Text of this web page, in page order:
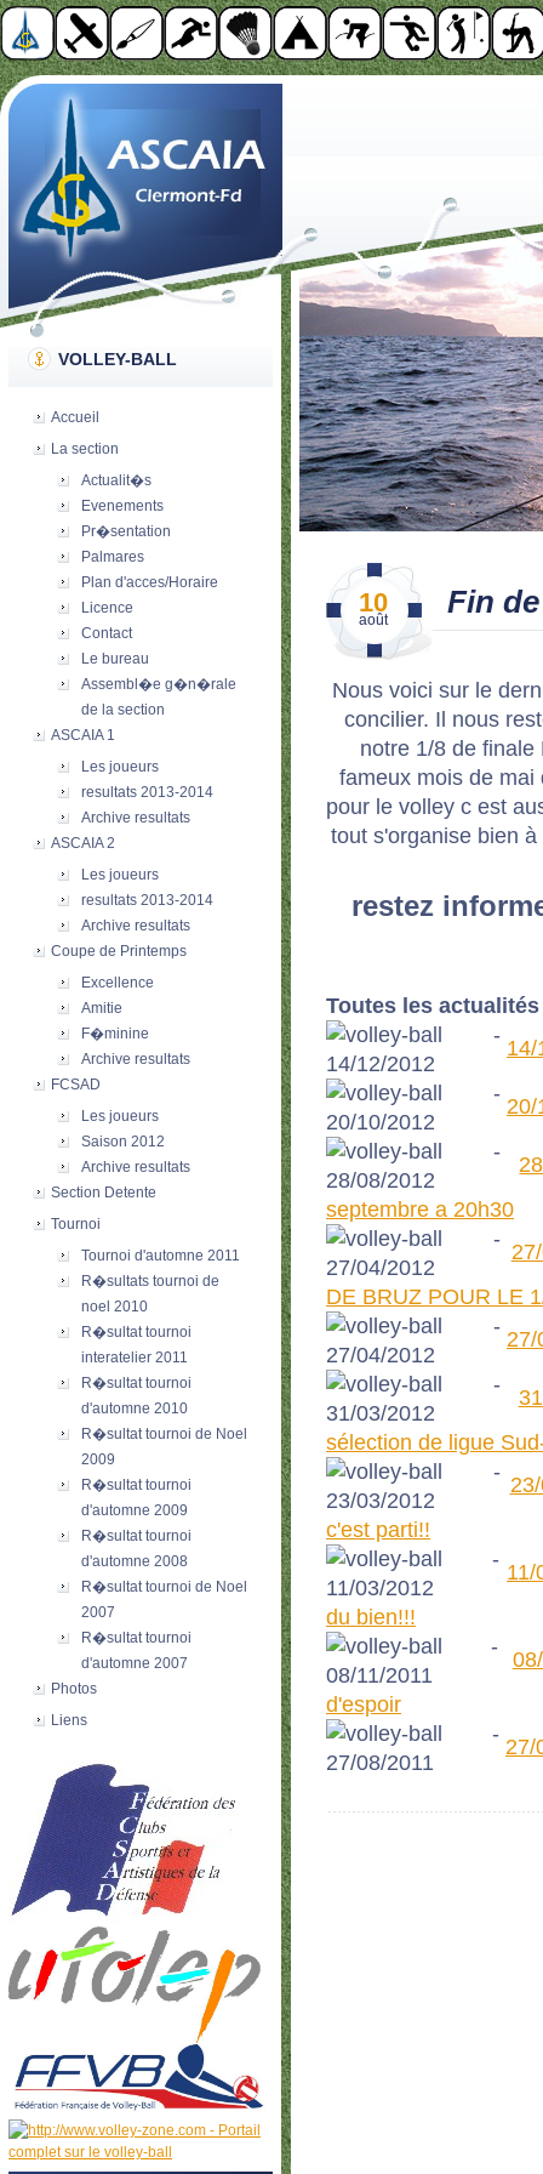
VOLLEY-BALL
Accueil
La section
Actualit�s
Evenements
Pr�sentation
Palmares
Plan d'acces/Horaire
Licence
Contact
Le bureau
Assembl�e g�n�rale
de la section
ASCAIA 1
Les joueurs
resultats 2013-2014
Archive resultats
ASCAIA 2
Les joueurs
resultats 2013-2014
Archive resultats
Coupe de Printemps
Excellence
Amitie
F�minine
Archive resultats
FCSAD
Les joueurs
Saison 2012
Archive resultats
Section Detente
Tournoi
Tournoi d'automne 2011
R�sultats tournoi de
noel 2010
R�sultat tournoi
interatelier 2011
R�sultat tournoi
d'automne 2010
R�sultat tournoi de Noel
2009
R�sultat tournoi
d'automne 2009
R�sultat tournoi
d'automne 2008
R�sultat tournoi de Noel
2007
R�sultat tournoi
d'automne 2007
Photos
Liens
10
août
Fin
Nous voici sur le
concilier. Il nous
notre 1/8 de
fameux mois de mai
pour le volley c est
tout s'organise bien
restez
Toutes les
14/
20/
septembre a 20h30
DE BRUZ POUR LE
27/
sélection de ligue
c'est parti!!
du bien!!!
d'espoir
27/